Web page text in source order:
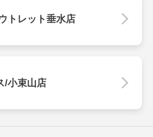
トレット垂水店
/小束山店